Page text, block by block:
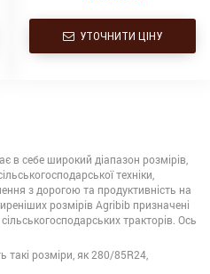
УТОЧНИТИ ЦІНУ
в себе широкий діапазон розмірів,
техніки,
з дорогою та продуктивність на
розмірів Agribib призначені
тракторів. Ось
розміри, як 280/85R24,